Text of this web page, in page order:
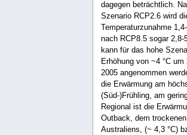
dagegen beträchtlich.
Szenario RCP2.6 wird
Temperaturzunahme
nach RCP8.5 sogar 2,8-
kann für das hohe
Erhöhung von ~4 °C
2005 angenommen
die Erwärmung am
(Süd-)Frühling, am
Regional ist die
Outback, dem
Australiens, (~ 4,3 °C)